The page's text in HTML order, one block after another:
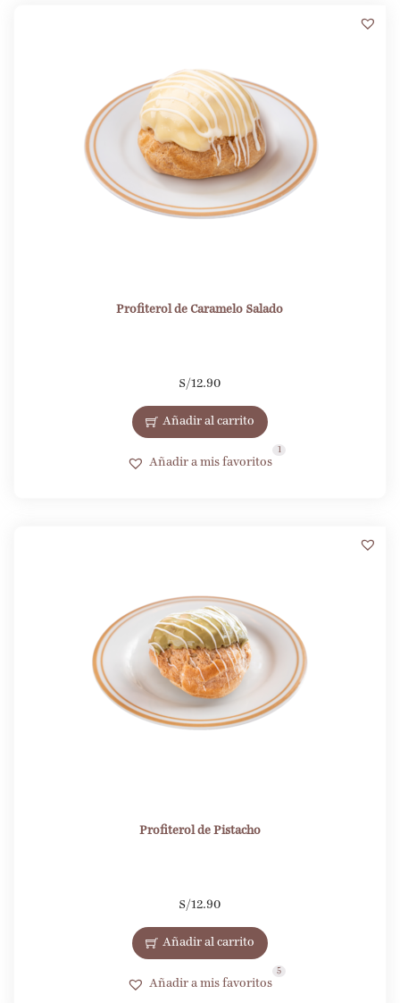
Profiterol de Caramelo Salado
S/12.90
Añadir al carrito
Añadir a mis favoritos
1
Profiterol de Pistacho
S/12.90
Añadir al carrito
Añadir a mis favoritos
5